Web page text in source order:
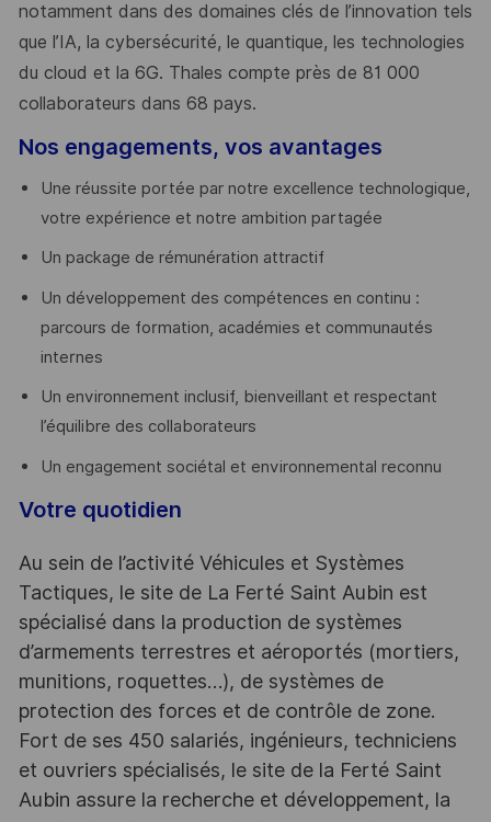
notamment dans des domaines clés de l’innovation tels
que l’IA, la cybersécurité, le quantique, les technologies
du cloud et la 6G. Thales compte près de 81 000
collaborateurs dans 68 pays.
Nos engagements, vos avantages
Une réussite portée par notre excellence technologique,
votre expérience et notre ambition partagée
Un package de rémunération attractif
Un développement des compétences en continu :
parcours de formation, académies et communautés
internes
Un environnement inclusif, bienveillant et respectant
l’équilibre des collaborateurs
Un engagement sociétal et environnemental reconnu
Votre quotidien
Au sein de l’activité Véhicules et Systèmes
Tactiques, le site de La Ferté Saint Aubin est
spécialisé dans la production de systèmes
d’armements terrestres et aéroportés (mortiers,
munitions, roquettes…), de systèmes de
protection des forces et de contrôle de zone.
Fort de ses 450 salariés, ingénieurs, techniciens
et ouvriers spécialisés, le site de la Ferté Saint
Aubin assure la recherche et développement, la